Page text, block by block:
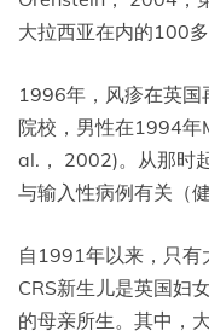
大拉西亚在内的100
1996年，风疹在英国
院校，男性在1994年
al.， 2002)。从那时
与输入性病例有关（
自1991年以来，只有
CRS新生儿是英国妇
的母亲所生。其中，